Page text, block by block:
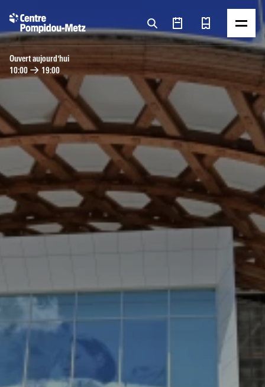
Ouvert aujourd'hui
10:00 → 19:00